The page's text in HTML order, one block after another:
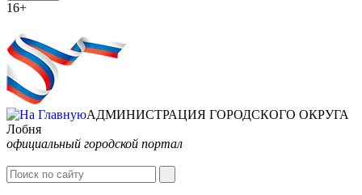
16+
АДМИНИСТРАЦИЯ ГОРОДСКОГО ОКРУГА
Лобня
официальный городской портал